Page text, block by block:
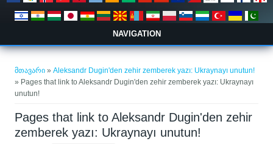
NAVIGATION
მთავარი »Aleksandr Dugin'den zehir zemberek yazı: Ukraynayı unutun!
» Pages that link to Aleksandr Dugin'den zehir zemberek yazı: Ukraynayı
unutun!
Pages that link to Aleksandr Dugin'den zehir
zemberek yazı: Ukraynayı unutun!